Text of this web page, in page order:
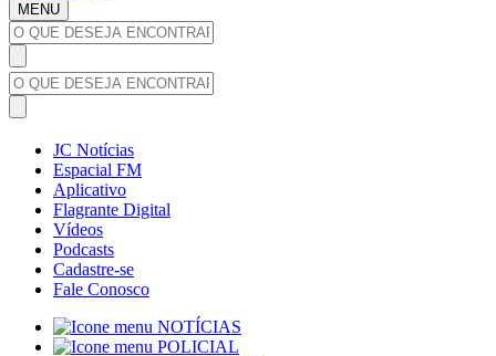
MENU
JC Notícias
Espacial FM
Aplicativo
Flagrante Digital
Vídeos
Podcasts
Cadastre-se
Fale Conosco
NOTÍCIAS
POLICIAL